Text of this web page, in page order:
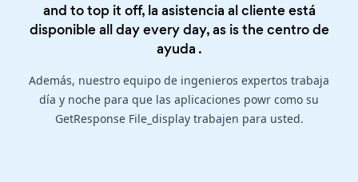
and to top it off, la asistencia al cliente está
disponible all day every day, as is thecentro de
ayuda .
Además, nuestro equipo de ingenieros expertos trabaja
día y noche para que las aplicaciones powr como su
GetResponse File_display trabajen para usted.